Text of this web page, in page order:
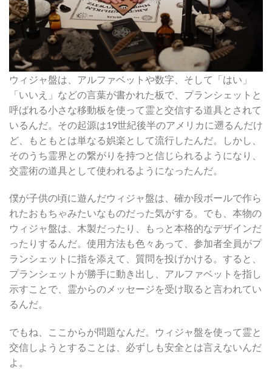
ウィジャ盤は、アルファベットや数字、そして「はい」
「いいえ」などの言葉が書かれた板で、プランシェットと
呼ばれる小さな移動板を使って霊と交信する道具とされて
いるんだ。その起源は19世紀後半のアメリカに遡るんだけ
ど、もともとは単なる娯楽として流行したんだ。しかし、
そのうち霊界との繋がりを持つと信じられるようになり、
交霊術の道具として使われるようになったんだ。
僕が子供の頃に遊んだウィジャ盤は、確か段ボールで作ら
れたおもちゃみたいなものだった気がする。でも、本物の
ウィジャ盤は、木製だったり、もっと本格的なデザインだ
ったりするんだ。使用方法も色々あって、参加者全員がプ
ランシェットに指を添えて、質問を投げかける。すると、
プランシェットが勝手に動き出し、アルファベットを指し
示すことで、霊からのメッセージを受け取ると言われてい
るんだ。
でもね、ここからが問題なんだ。ウィジャ盤を使って霊と
交信しようとすることは、必ずしも安全とは言えないんだ
よ。